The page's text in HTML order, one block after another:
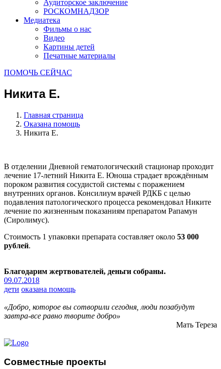
Аудиторское заключение
РОСКОМНАДЗОР
Медиатека
Фильмы о нас
Видео
Картины детей
Печатные материалы
ПОМОЧЬ СЕЙЧАС
Никита Е.
Главная страница
Оказана помощь
Никита Е.
В отделении Дневной гематологический стационар проходит
лечение 17-летний Никита Е. Юноша страдает врождённым
пороком развития сосудистой системы с поражением
внутренних органов. Консилиум врачей РДКБ с целью
подавления патологического процесса рекомендовал Никите
лечение по жизненным показаниям препаратом Рапамун
(Сиролимус).
Стоимость 1 упаковки препарата составляет около 53 000
рублей.
Благодарим жертвователей, деньги собраны.
09.07.2018
дети оказана помощь
«Добро, которое вы сотворили сегодня, люди позабудут
завтра-все равно творите добро»
Мать Тереза
Совместные проекты